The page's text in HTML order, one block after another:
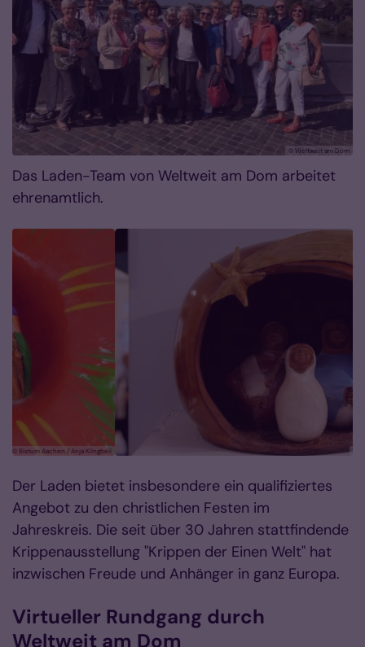
© Weltweit am Dom
Das Laden-Team von Weltweit am Dom arbeitet
ehrenamtlich.
© Bistum Aachen / Anja Klingbeil
Der Laden bietet insbesondere ein qualifiziertes
Angebot zu den christlichen Festen im
Jahreskreis. Die seit über 30 Jahren stattfindende
Krippenausstellung "Krippen der Einen Welt" hat
inzwischen Freude und Anhänger in ganz Europa.
Virtueller Rundgang durch
Weltweit am Dom